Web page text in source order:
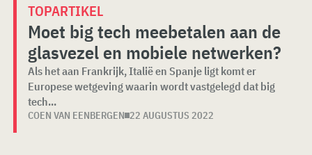
TOPARTIKEL
Moet big tech meebetalen aan de
glasvezel en mobiele netwerken?
Als het aan Frankrijk, Italië en Spanje ligt komt er
Europese wetgeving waarin wordt vastgelegd dat big
tech...
COEN VAN EENBERGEN 22 AUGUSTUS 2022